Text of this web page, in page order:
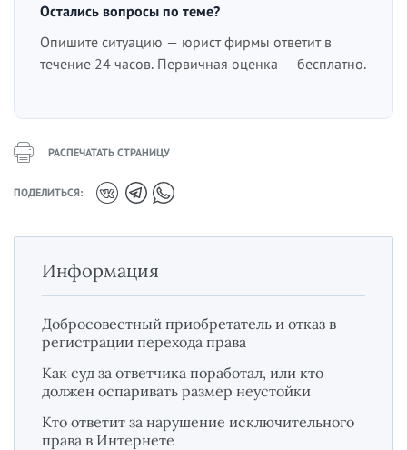
Остались вопросы по теме?
Опишите ситуацию — юрист фирмы ответит в
течение 24 часов. Первичная оценка — бесплатно.
РАСПЕЧАТАТЬ СТРАНИЦУ
ПОДЕЛИТЬСЯ:
Информация
Добросовестный приобретатель и отказ в
регистрации перехода права
Как суд за ответчика поработал, или кто
должен оспаривать размер неустойки
Кто ответит за нарушение исключительного
права в Интернете